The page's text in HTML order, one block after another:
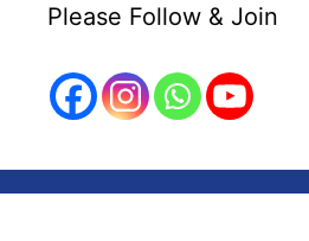
Please Follow & Join